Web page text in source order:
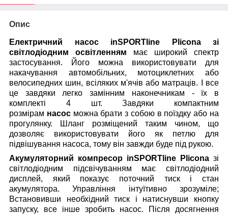
Опис
Електричний насос inSPORTline Plicona зі
світлодіодним освітленням має широкий спектр
застосування. Його можна використовувати для
накачування автомобільних, мотоциклетних або
велосипедних шин, всіляких м'ячів або матраців. І все
це завдяки легко замінним наконечникам - їх в
комплекті 4 шт. Завдяки компактним
розмірам насосможна брати з собою в поїздку або на
прогулянку. Шланг розміщений таким чином, що
дозволяє використовувати його як петлю для
підвішування насоса, тому він завжди буде під рукою.
Акумуляторний компресор inSPORTline Plicona зі
світлодіодним підсвічуванням має світлодіодний
дисплей, який показує поточний тиск і стан
акумулятора. Управління інтуїтивно зрозуміле;
Встановивши необхідний тиск і натиснувши кнопку
запуску, все інше зробить насос. Після досягнення